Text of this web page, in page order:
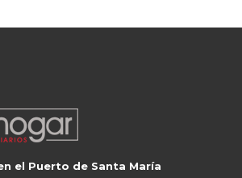
el Puerto de Santa María